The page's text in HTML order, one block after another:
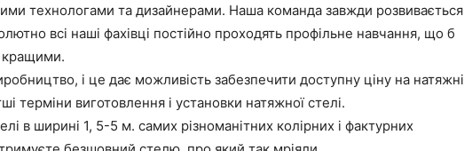
технологами та дизайнерами. Наша команда завжди розвивається
всі наші фахівці постійно проходять профільне навчання, що б
кращими.
і це дає можливість забезпечити доступну ціну на натяжні
терміни виготовлення і установки натяжної стелі.
в ширині 1, 5-5 м. самих різноманітних колірних і фактурних